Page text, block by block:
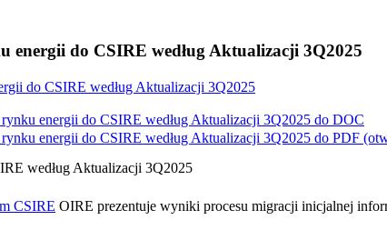
do CSIRE według Aktualizacji 3Q2025
do CSIRE według Aktualizacji 3Q2025
energii do CSIRE według Aktualizacji 3Q2025 do DOC
energii do CSIRE według Aktualizacji 3Q2025 do PDF
według Aktualizacji 3Q2025
CSIRE OIRE prezentuje wyniki procesu migracji inicjalnej